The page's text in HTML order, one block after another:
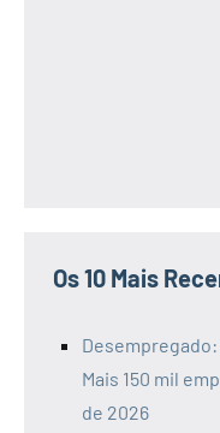
Os 10 Mais
Desempregado:
Mais 150 mil
de 2026